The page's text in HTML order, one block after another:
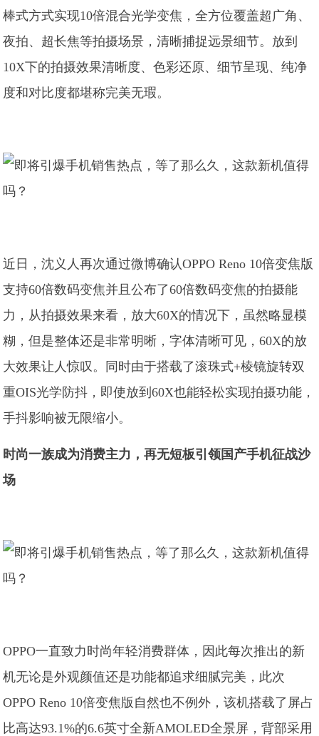
棒式方式实现10倍混合光学变焦，全方位覆盖超广角、
夜拍、超长焦等拍摄场景，清晰捕捉远景细节。放到
10X下的拍摄效果清晰度、色彩还原、细节呈现、纯净
度和对比度都堪称完美无瑕。
近日，沈义人再次通过微博确认OPPO Reno 10倍变焦版
支持60倍数码变焦并且公布了60倍数码变焦的拍摄能
力，从拍摄效果来看，放大60X的情况下，虽然略显模
糊，但是整体还是非常明晰，字体清晰可见，60X的放
大效果让人惊叹。同时由于搭载了滚珠式+棱镜旋转双
重OIS光学防抖，即使放到60X也能轻松实现拍摄功能，
手抖影响被无限缩小。
时尚一族成为消费主力，再无短板引领国产手机征战沙
场
OPPO一直致力时尚年轻消费群体，因此每次推出的新
机无论是外观颜值还是功能都追求细腻完美，此次
OPPO Reno 10倍变焦版自然也不例外，该机搭载了屏占
比高达93.1%的6.6英寸全新AMOLED全景屏，背部采用